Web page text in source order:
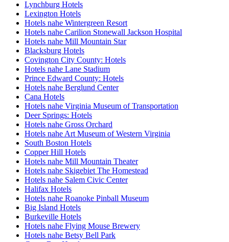
Lynchburg Hotels
Lexington Hotels
Hotels nahe Wintergreen Resort
Hotels nahe Carilion Stonewall Jackson Hospital
Hotels nahe Mill Mountain Star
Blacksburg Hotels
Covington City County: Hotels
Hotels nahe Lane Stadium
Prince Edward County: Hotels
Hotels nahe Berglund Center
Cana Hotels
Hotels nahe Virginia Museum of Transportation
Deer Springs: Hotels
Hotels nahe Gross Orchard
Hotels nahe Art Museum of Western Virginia
South Boston Hotels
Copper Hill Hotels
Hotels nahe Mill Mountain Theater
Hotels nahe Skigebiet The Homestead
Hotels nahe Salem Civic Center
Halifax Hotels
Hotels nahe Roanoke Pinball Museum
Big Island Hotels
Burkeville Hotels
Hotels nahe Flying Mouse Brewery
Hotels nahe Betsy Bell Park